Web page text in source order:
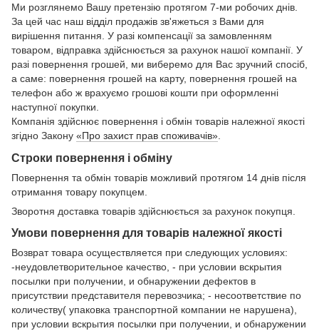
Ми розглянемо Вашу претензію протягом 7-ми робочих днів.
За цей час наш відділ продажів зв'яжеться з Вами для
вирішення питання. У разі компенсації за замовленням
товаром, відправка здійснюється за рахунок нашої компанії. У
разі повернення грошей, ми виберемо для Вас зручний спосіб,
а саме: повернення грошей на карту, повернення грошей на
телефон або ж врахуємо грошові кошти при оформленні
наступної покупки.
Компанія здійснює повернення і обмін товарів належної якості
згідно Закону «Про захист прав споживачів»
Строки повернення і обміну
Повернення та обмін товарів можливий протягом 14 днів після
отримання товару покупцем.
Зворотня доставка товарів здійснюється за рахунок покупця.
Умови повернення для товарів належної якості
Возврат товара осуществляется при следующих условиях:
-неудовлетворительное качество, - при условии вскрытия
посылки при получении, и обнаружении дефектов в
присутствии представителя перевозчика; - несоответствие по
количеству( упаковка транспортной компании не нарушена),
при условии вскрытия посылки при получении, и обнаружении